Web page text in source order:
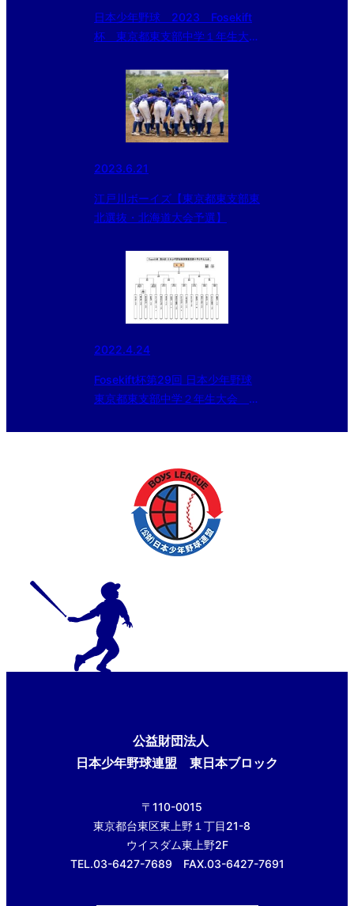
日本少年野球 2023 Fosekift
杯 東京都東支部中学１年生大会
2023.6.21
江戸川ボーイズ【東京都東支部東
北選抜・北海道大会予選】
2022.4.24
Fosekift杯第29回 日本少年野球
東京都東支部中学２年生大会 対
公益財団法人
日本少年野球連盟 東日本ブロック
〒110-0015
東京都台東区東上野１丁目21-8
ウイスダム東上野2F
TEL.03-6427-7689 FAX.03-6427-7691